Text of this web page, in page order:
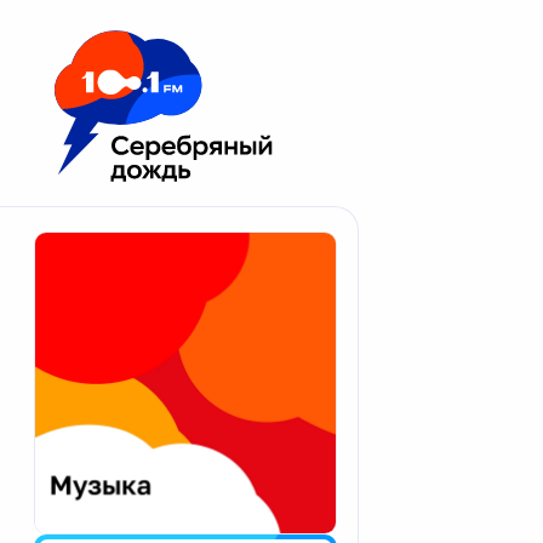
Москва 100.1 FM
Апатиты
Екатеринбург
Калининград
Калуга